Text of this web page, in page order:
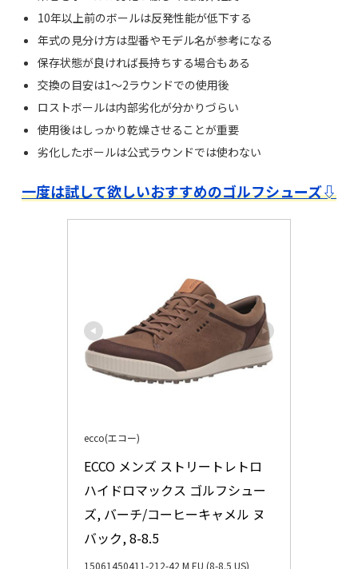
10年以上前のボールは反発性能が低下する
年式の見分け方は型番やモデル名が参考になる
保存状態が良ければ長持ちする場合もある
交換の目安は1～2ラウンドでの使用後
ロストボールは内部劣化が分かりづらい
使用後はしっかり乾燥させることが重要
劣化したボールは公式ラウンドでは使わない
一度は試して欲しいおすすめのゴルフシューズ⇩
ecco(エコー)
ECCO メンズ ストリートレトロ
ハイドロマックス ゴルフシュー
ズ, バーチ/コーヒーキャメル ヌ
バック, 8-8.5
15061450411-212-42 M EU (8-8.5 US)